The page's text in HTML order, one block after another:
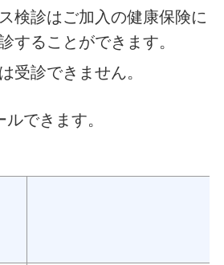
検診はご加入の健康保険に
することができます。
受診できません。
できます。